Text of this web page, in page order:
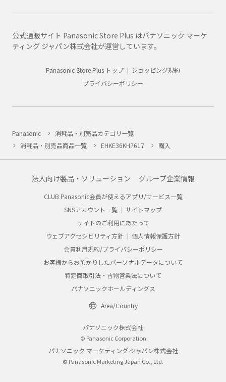
公式通販サイト Panasonic Store Plus はパナソニック マーケ
ティング ジャパン株式会社が運営しています。
Panasonic Store Plus トップ
ショッピング規約
プライバシーポリシー
Panasonic
消耗品・別売品カテゴリ一覧
消耗品・別売品商品一覧
EHKE36KH7617 購入
法人向け製品・ソリューション グループ企業情報
CLUB Panasonic会員が使えるアプリ/サービス一覧
SNSアカウント一覧
サイトマップ
サイトのご利用にあたって
ウェブアクセシビリティ方針
個人情報保護方針
会員利用規約/プライバシーポリシー
お客様からお預かりしたパーソナルデータについて
特定商取引法・古物営業法について
パナソニックホールディングス
Area/Country
パナソニック株式会社
© Panasonic Corporation
パナソニック マーケティング ジャパン株式会社
© Panasonic Marketing Japan Co., Ltd.